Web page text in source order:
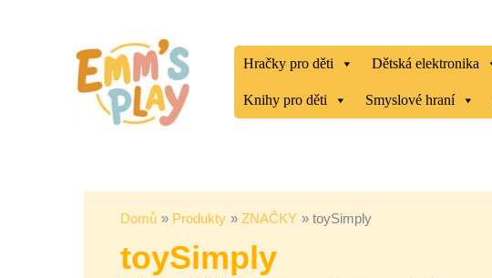
Hračky pro děti Dětská elektronika
Knihy pro děti Smyslové hraní
Domů Produkty ZNAČKY toySimply
toySimply
nejnovějších